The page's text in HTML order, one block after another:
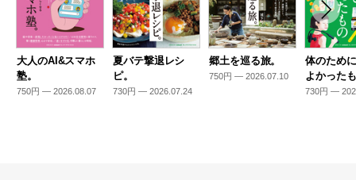
大人のAI&スマホ
塾。
750円 — 2026.08.07
夏バテ撃退レシ
ピ。
730円 — 2026.07.24
郷土を巡る旅。
750円 — 2026.07.10
体のため
よかった
730円 —